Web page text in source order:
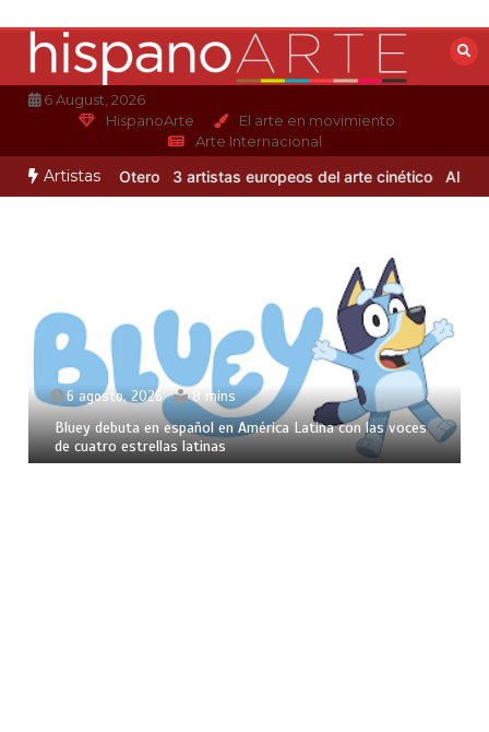
contenido
6 August, 2026
HispanoArte
El arte en movimiento
Arte Internacional
Artistas
de Alejandro Otero 3 artistas europeos del arte cinético Albert
6 agosto, 2026 8 mins
Bluey debuta en español en América Latina con las voces
de cuatro estrellas latinas